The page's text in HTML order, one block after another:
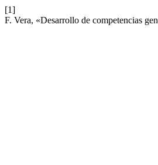
[1]
F. Vera, «Desarrollo de competencias